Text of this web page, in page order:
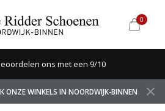
0
ons met een 9/10
ONZE WINKELS IN NOORDWIJK-BINNEN